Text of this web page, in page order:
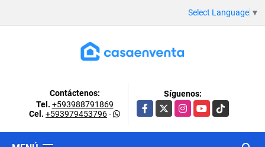
Select Language ▼
Contáctenos:
Tel. +593988791869
Cel. +593979453796-
Síguenos:
Facebook
X InstagramYouTubeTikTok